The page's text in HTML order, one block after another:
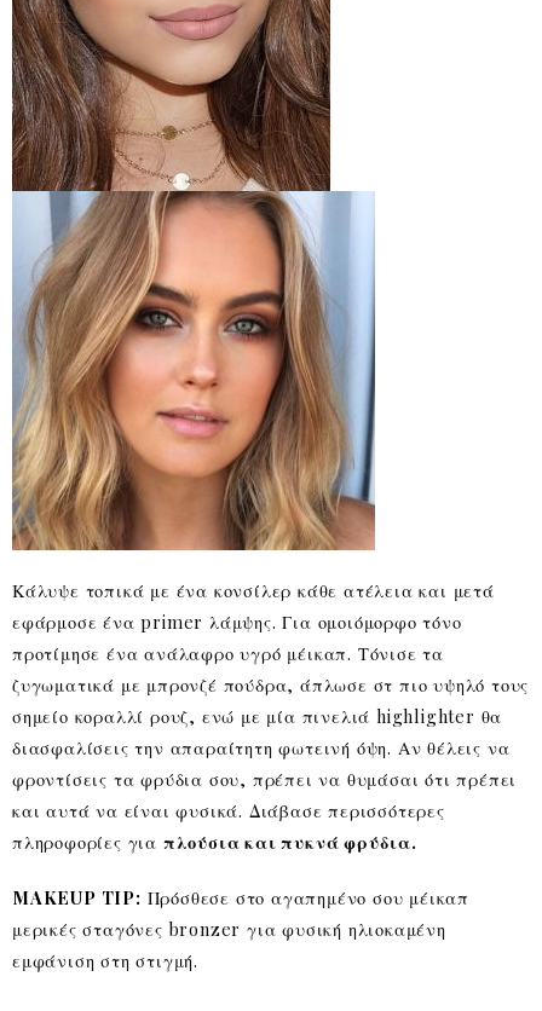
Κάλυψε τοπικά με ένα κονσίλερ κάθε ατέλεια και μετά
εφάρμοσε ένα primer λάμψης. Για ομοιόμορφο τόνο
προτίμησε ένα ανάλαφρο υγρό μέικαπ. Τόνισε τα
ζυγωματικά με μπρονζέ πούδρα, άπλωσε στ πιο υψηλό τους
σημείο κοραλλί ρουζ, ενώ με μία πινελιά highlighter θα
διασφαλίσεις την απαραίτητη φωτεινή όψη. Αν θέλεις να
φροντίσεις τα φρύδια σου, πρέπει να θυμάσαι ότι πρέπει
και αυτά να είναι φυσικά. Διάβασε περισσότερες
πληροφορίες για πλούσια και πυκνά φρύδια.
MAKEUP TIP: Πρόσθεσε στο αγαπημένο σου μέικαπ
μερικές σταγόνες bronzer για φυσική ηλιοκαμένη
εμφάνιση στη στιγμή.